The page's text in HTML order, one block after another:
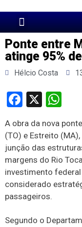
Ponte entre
atinge 95%
Hélcio Costa
Facebook
X
A obra da nova
(TO) e Estreito
junção das
margens do Rio
investimento
considerado
passageiros.
Segundo o